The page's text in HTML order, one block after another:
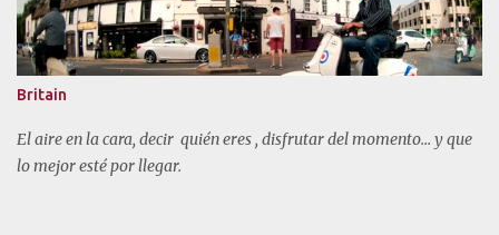
Britain
El aire en la cara, decir quién eres , disfrutar del momento... y que
lo mejor esté por llegar.